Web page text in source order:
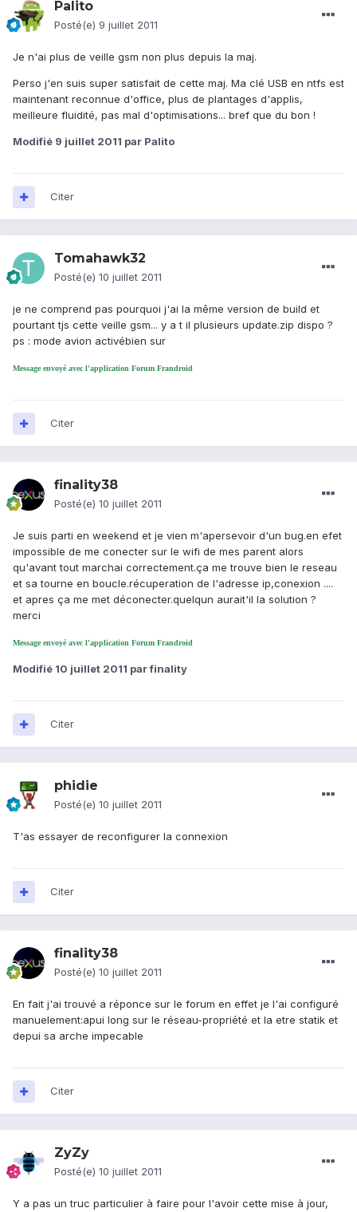
Palito
Posté(e) 9 juillet 2011
Je n'ai plus de veille gsm non plus depuis la maj.
Perso j'en suis super satisfait de cette maj. Ma clé USB en ntfs est
maintenant reconnue d'office, plus de plantages d'applis,
meilleure fluidité, pas mal d'optimisations... bref que du bon !
Modifié 9 juillet 2011 par Palito
Citer
Tomahawk32
Posté(e) 10 juillet 2011
je ne comprend pas pourquoi j'ai la même version de build et
pourtant tjs cette veille gsm... y a t il plusieurs update.zip dispo ?
ps : mode avion activébien sur
Message envoyé avec l'application Forum Frandroid
Citer
finality38
Posté(e) 10 juillet 2011
Je suis parti en weekend et je vien m'apersevoir d'un bug.en efet
impossible de me conecter sur le wifi de mes parent alors
qu'avant tout marchai correctement.ça me trouve bien le reseau
et sa tourne en boucle.récuperation de l'adresse ip,conexion ....
et apres ça me met déconecter.quelqun aurait'il la solution ?
merci
Message envoyé avec l'application Forum Frandroid
Modifié 10 juillet 2011 par finality
Citer
phidie
Posté(e) 10 juillet 2011
T'as essayer de reconfigurer la connexion
Citer
finality38
Posté(e) 10 juillet 2011
En fait j'ai trouvé a réponce sur le forum en effet je l'ai configuré
manuelement:apui long sur le réseau-propriété et la etre statik et
depui sa arche impecable
Citer
ZyZy
Posté(e) 10 juillet 2011
Y a pas un truc particulier à faire pour l'avoir cette mise à jour,